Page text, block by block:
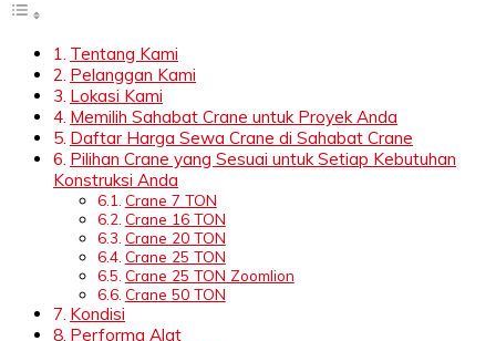
Tentang Kami
Pelanggan Kami
Lokasi Kami
Memilih Sahabat Crane untuk Proyek Anda
Daftar Harga Sewa Crane di Sahabat Crane
Pilihan Crane yang Sesuai untuk Setiap Kebutuhan
Konstruksi Anda
Crane 7 TON
Crane 16 TON
Crane 20 TON
Crane 25 TON
Crane 25 TON Zoomlion
Crane 50 TON
Kondisi
Performa Alat